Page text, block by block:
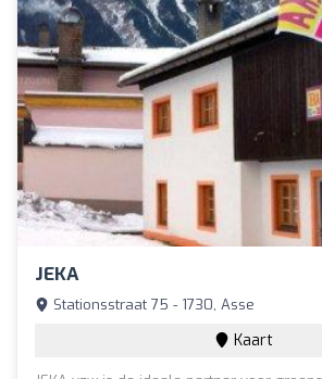
JEKA
Stationsstraat 75 - 1730, Asse
Kaart